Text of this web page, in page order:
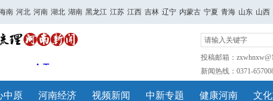
南 河北 河南 湖北 湖南 黑龙江 江苏 江西 吉林 辽宁 内蒙古 宁夏 青海 山东 山西
投稿邮箱：
新闻热线：0371-
中原 河南经济 视频新闻 中新专题 健康河南 文